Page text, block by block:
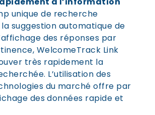
unique de recherche
suggestion automatique de
des réponses par
WelcomeTrack Link
très rapidement la
L’utilisation des
du marché offre par
des données rapide et